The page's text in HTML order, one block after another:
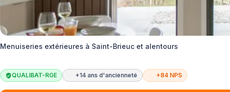
Menuiseries extérieures à Saint-Brieuc et alentours
QUALIBAT-RGE +14 ans d'ancienneté +84 NPS